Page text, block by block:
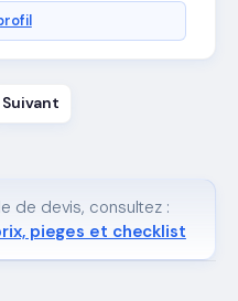
Suivant
de devis, consultez :
pieges et checklist